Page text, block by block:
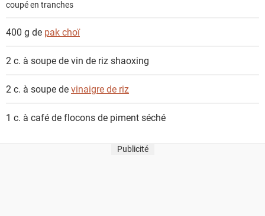
coupé en tranches
400 g de pak choï
2 c. à soupe devin de riz shaoxing
2 c. à soupe devinaigre de riz
1 c. à café deflocons de piment séché
Publicité